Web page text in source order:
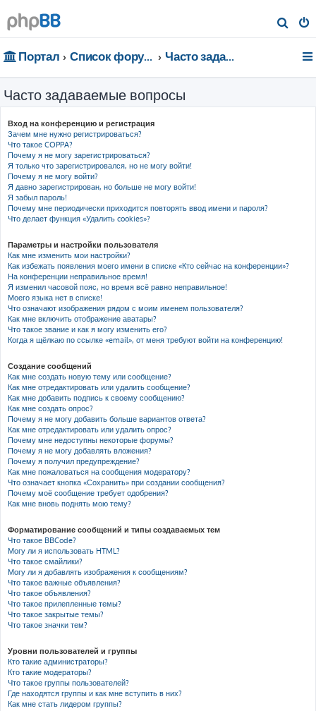
о
Портал Список форумов Часто задаваемые вопросы
Часто задаваемые вопросы
Вход на конференцию и регистрация
Зачем мне нужно регистрироваться?
Что такое COPPA?
Почему я не могу зарегистрироваться?
Я только что зарегистрировался, но не могу войти!
Почему я не могу войти?
Я давно зарегистрирован, но больше не могу войти!
Я забыл пароль!
Почему мне периодически приходится повторять ввод имени и пароля?
Что делает функция «Удалить cookies»?
Параметры и настройки пользователя
Как мне изменить мои настройки?
Как избежать появления моего имени в списке «Кто сейчас на конференции»?
На конференции неправильное время!
Я изменил часовой пояс, но время всё равно неправильное!
Моего языка нет в списке!
Что означают изображения рядом с моим именем пользователя?
Как мне включить отображение аватары?
Что такое звание и как я могу изменить его?
Когда я щёлкаю по ссылке «email», от меня требуют войти на конференцию!
Создание сообщений
Как мне создать новую тему или сообщение?
Как мне отредактировать или удалить сообщение?
Как мне добавить подпись к своему сообщению?
Как мне создать опрос?
Почему я не могу добавить больше вариантов ответа?
Как мне отредактировать или удалить опрос?
Почему мне недоступны некоторые форумы?
Почему я не могу добавлять вложения?
Почему я получил предупреждение?
Как мне пожаловаться на сообщения модератору?
Что означает кнопка «Сохранить» при создании сообщения?
Почему моё сообщение требует одобрения?
Как мне вновь поднять мою тему?
Форматирование сообщений и типы создаваемых тем
Что такое BBCode?
Могу ли я использовать HTML?
Что такое смайлики?
Могу ли я добавлять изображения к сообщениям?
Что такое важные объявления?
Что такое объявления?
Что такое прилепленные темы?
Что такое закрытые темы?
Что такое значки тем?
Уровни пользователей и группы
Кто такие администраторы?
Кто такие модераторы?
Что такое группы пользователей?
Где находятся группы и как мне вступить в них?
Как мне стать лидером группы?